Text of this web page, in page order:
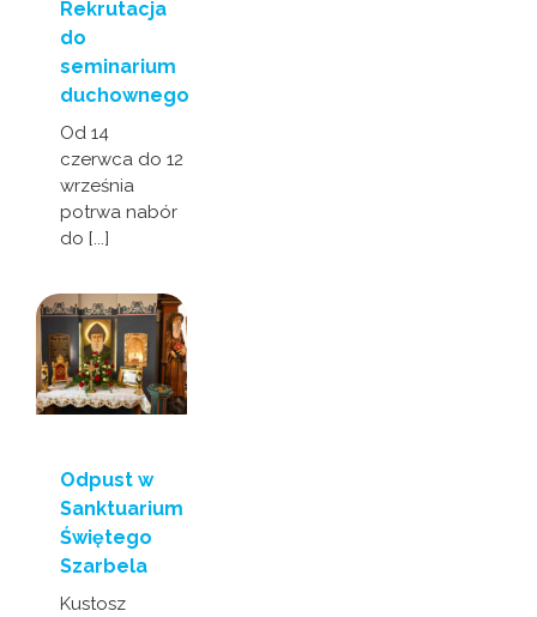
Rekrutacja
do
seminarium
duchownego
Od 14
czerwca do 12
września
potrwa nabór
do [...]
Odpust w
Sanktuarium
Świętego
Szarbela
Kustosz